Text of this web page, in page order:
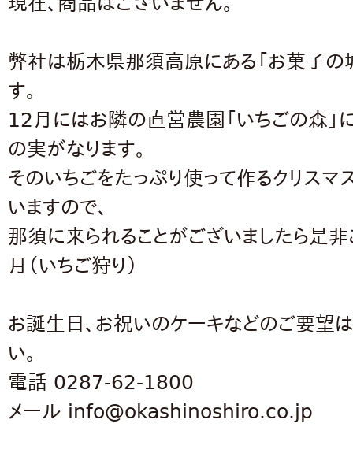
弊社は栃木県那須高原にある「お菓子の
す。
12月にはお隣の直営農園「いちごの森」
の実がなります。
そのいちごをたっぷり使って作るクリス
いますので、
那須に来られることがございましたら是
月（いちご狩り）
お誕生日、お祝いのケーキなどのご要望
い。
電話 0287-62-1800
メール info@okashinoshiro.co.jp